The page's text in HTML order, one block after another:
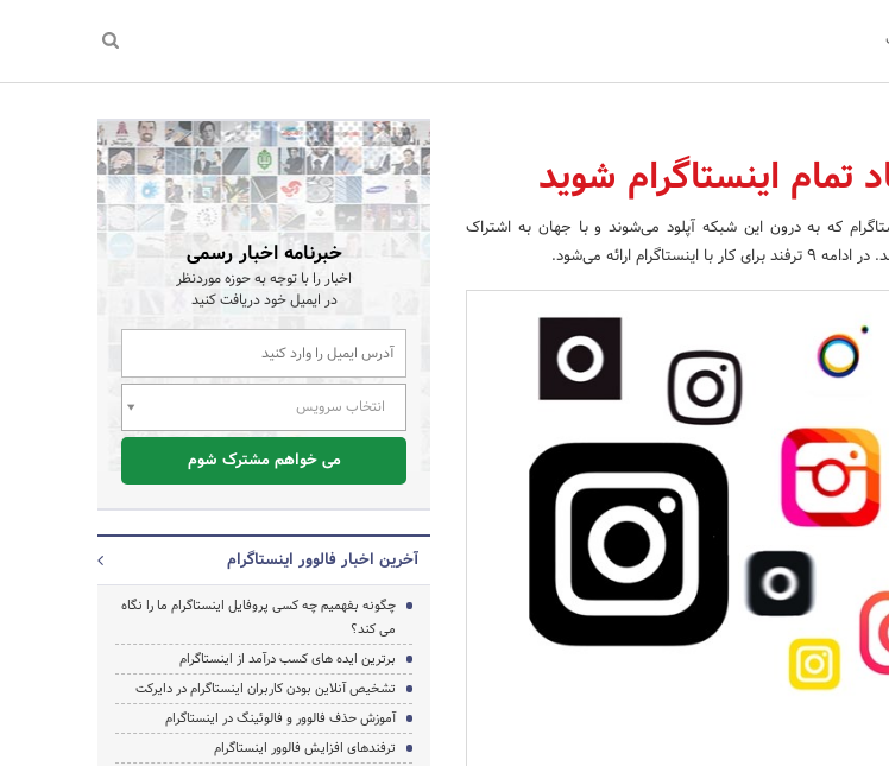
تمام اینستاگرام شوید
که به درون این شبکه آپلود می‌شوند و با جهان به اشتراک
خبرنامه اخبار رسمی
اخبار را با توجه به حوزه موردنظر
در ایمیل خود دریافت کنید
انتخاب سرویس
می خواهم مشترک شوم
آخرین اخبار فالوور اینستاگرام
چگونه بفهمیم چه کسی پروفایل اینستاگرام ما را نگاه
می کند؟
برترین ایده های کسب درآمد از اینستاگرام
تشخیص آنلاین بودن کاربران اینستاگرام در دایرکت
آموزش حذف فالوور و فالوئینگ در اینستاگرام
ترفندهای افزایش فالوور اینستاگرام